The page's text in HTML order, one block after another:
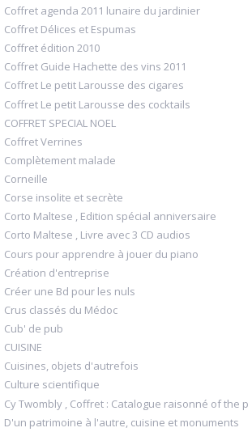
Coffret agenda 2011 lunaire du jardinier
Coffret Délices et Espumas
Coffret édition 2010
Coffret Guide Hachette des vins 2011
Coffret Le petit Larousse des cigares
Coffret Le petit Larousse des cocktails
COFFRET SPECIAL NOEL
Coffret Verrines
Complètement malade
Corneille
Corse insolite et secrète
Corto Maltese , Edition spécial anniversaire
Corto Maltese , Livre avec 3 CD audios
Cours pour apprendre à jouer du piano
Création d'entreprise
Créer une Bd pour les nuls
Crus classés du Médoc
Cub' de pub
CUISINE
Cuisines, objets d'autrefois
Culture scientifique
Cy Twombly , Coffret : Catalogue raisonné of the p
D'un patrimoine à l'autre, cuisine et monuments